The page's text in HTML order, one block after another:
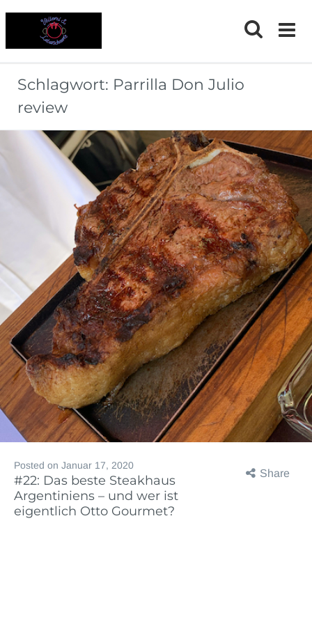
Schlagwort: Parrilla Don Julio
review
Share
Posted on Januar 17, 2020
#22: Das beste Steakhaus
Argentiniens – und wer ist
eigentlich Otto Gourmet?